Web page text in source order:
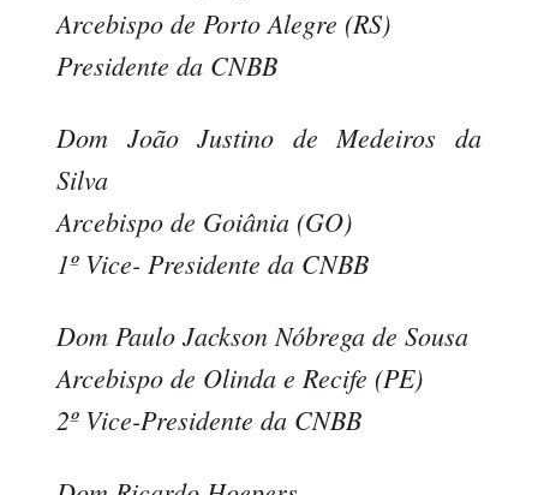
Arcebispo de Porto Alegre (RS)
Presidente da CNBB
Dom João Justino de Medeiros da
Silva
Arcebispo de Goiânia (GO)
1º Vice- Presidente da CNBB
Dom Paulo Jackson Nóbrega de Sousa
Arcebispo de Olinda e Recife (PE)
2º Vice-Presidente da CNBB